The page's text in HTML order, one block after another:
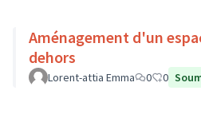
Aménagement d'un
dehors
Lorent-attia Emma 0 0